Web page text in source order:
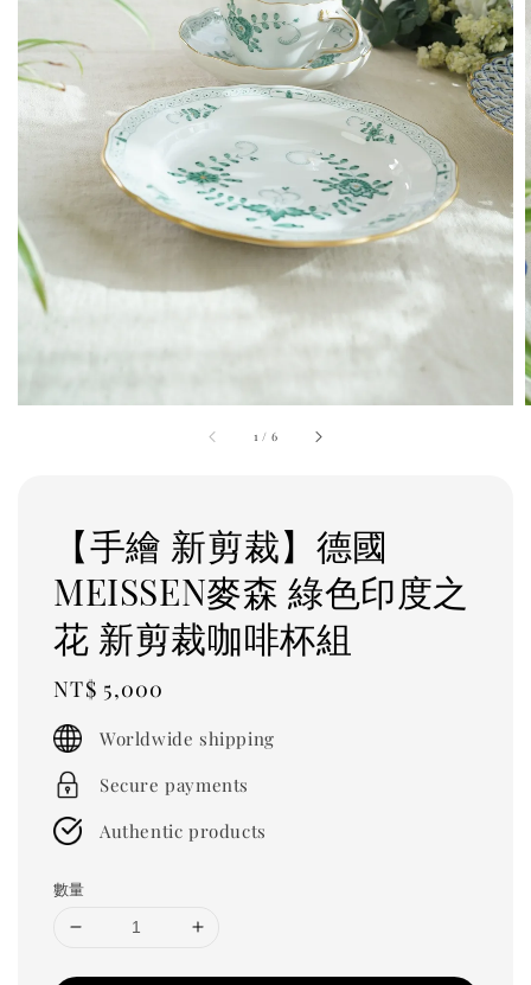
1 / 6
【手繪 新剪裁】德國
MEISSEN麥森 綠色印度之
花 新剪裁咖啡杯組
Regular
price
NT$ 5,000
Worldwide shipping
Secure payments
Authentic products
數量